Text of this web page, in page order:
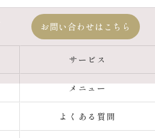
お問い合わせはこちら
サービス
メニュー
よくある質問